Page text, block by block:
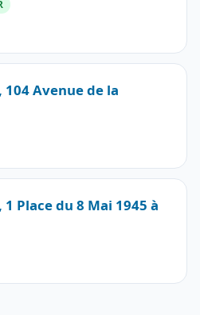
Avenue de la
Place du 8 Mai 1945 à